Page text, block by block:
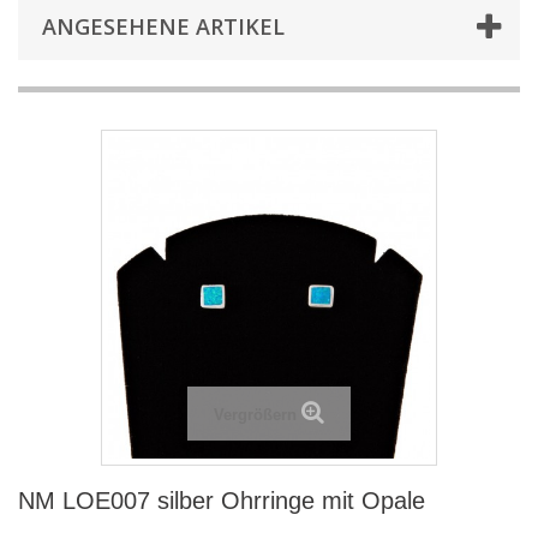
ANGESEHENE ARTIKEL
NM LOE007 silber Ohrringe mit Opale